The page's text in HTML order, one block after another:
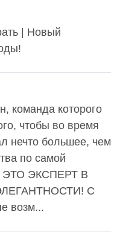
| Новый
команда которого
чтобы во время
нечто большее, чем
по самой
ЭТО ЭКСПЕРТ В
C
возм...